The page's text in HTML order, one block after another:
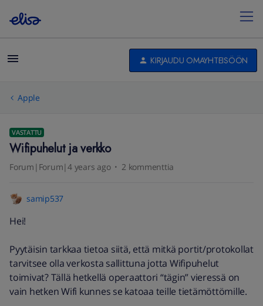
KIRJAUDU OMAYHTEISÖÖN
Apple
VASTATTU
Wifipuhelut ja verkko
Forum|Forum|4 years ago 2 kommenttia
samip537
Hei!
Pyytäisin tarkkaa tietoa siitä, että mitkä portit/protokollat
tarvitsee olla verkosta sallittuna jotta Wifipuhelut
toimivat? Tällä hetkellä operaattori “tägin” vieressä on
vain hetken Wifi kunnes se katoaa teille tietämöttömille.